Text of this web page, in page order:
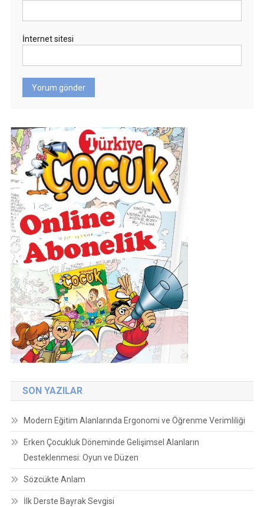
İnternet sitesi
SON YAZILAR
Modern Eğitim Alanlarında Ergonomi ve Öğrenme Verimliliği
Erken Çocukluk Döneminde Gelişimsel Alanların
Desteklenmesi: Oyun ve Düzen
Sözcükte Anlam
İlk Derste Bayrak Sevgisi